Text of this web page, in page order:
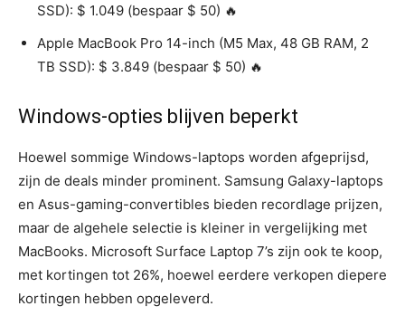
SSD): $ 1.049 (bespaar $ 50) 🔥
Apple MacBook Pro 14-inch (M5 Max, 48 GB RAM, 2
TB SSD): $ 3.849 (bespaar $ 50) 🔥
Windows-opties blijven beperkt
Hoewel sommige Windows-laptops worden afgeprijsd,
zijn de deals minder prominent. Samsung Galaxy-laptops
en Asus-gaming-convertibles bieden recordlage prijzen,
maar de algehele selectie is kleiner in vergelijking met
MacBooks. Microsoft Surface Laptop 7’s zijn ook te koop,
met kortingen tot 26%, hoewel eerdere verkopen diepere
kortingen hebben opgeleverd.